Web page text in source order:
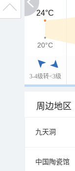
3-4级转<3级
24°C
24°C
20°C
20°C
周边地区
九天洞
中国陶瓷馆